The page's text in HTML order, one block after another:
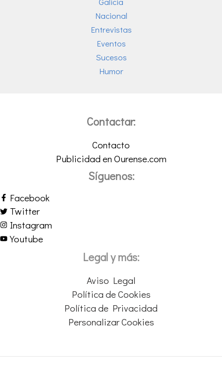
Nacional
Entrevistas
Eventos
Sucesos
Humor
Contactar:
Contacto
Publicidad en Ourense.com
Síguenos:
Facebook
Twitter
Instagram
Youtube
Legal y más:
Aviso Legal
Política de Cookies
Política de Privacidad
Personalizar Cookies